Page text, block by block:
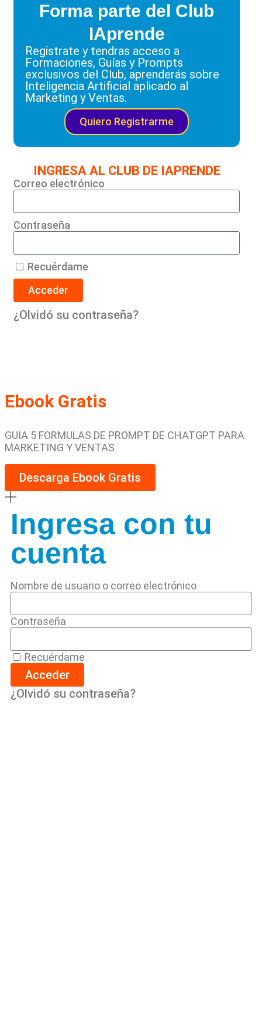
Forma parte del Club
IAprende
Registrate y tendras acceso a
Formaciones, Guías y Prompts
exclusivos del Club, aprenderás sobre
Inteligencia Artificial aplicado al
Marketing y Ventas.
Quiero Registrarme
INGRESA AL CLUB DE IAPRENDE
Correo electrónico
Contraseña
Recuérdame
Acceder
¿Olvidó su contraseña?
Ebook Gratis
GUIA 5 FORMULAS DE PROMPT DE CHATGPT PARA
MARKETING Y VENTAS
Descarga Ebook Gratis
Ingresa con tu
cuenta
Nombre de usuario o correo electrónico
Contraseña
Recuérdame
Acceder
¿Olvidó su contraseña?